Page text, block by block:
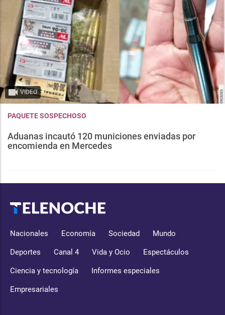
VIDEO
PAQUETE SOSPECHOSO
Aduanas incautó 120 municiones enviadas por
encomienda en Mercedes
Nacionales Economía Sociedad Mundo
Deportes Canal 4 Vida y Ocio Espectáculos
Ciencia y tecnología Informes especiales
Empresariales